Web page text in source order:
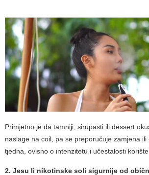
Primjetno je da tamniji, sirupasti ili dessert
naslage na coil, pa se preporučuje zamjena ili
tjedna, ovisno o intenzitetu i učestalosti
2. Jesu li nikotinske soli sigurnije od